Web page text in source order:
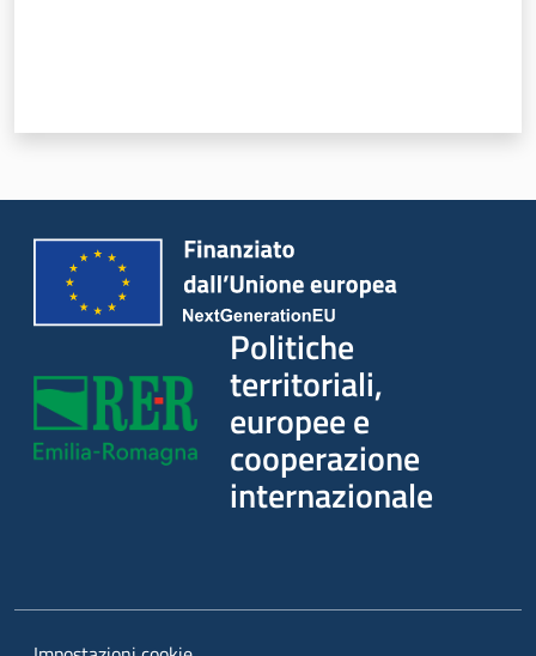
internazionale
Argomenti
Novità
Servizi
Leggi Atti Bandi
Politiche
territoriali,
europee e
cooperazione
internazionale